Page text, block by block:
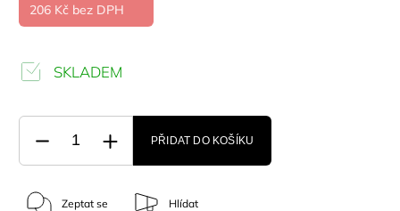
206 Kč bez DPH
SKLADEM
PŘIDAT DO KOŠÍKU
Zeptat se Hlídat